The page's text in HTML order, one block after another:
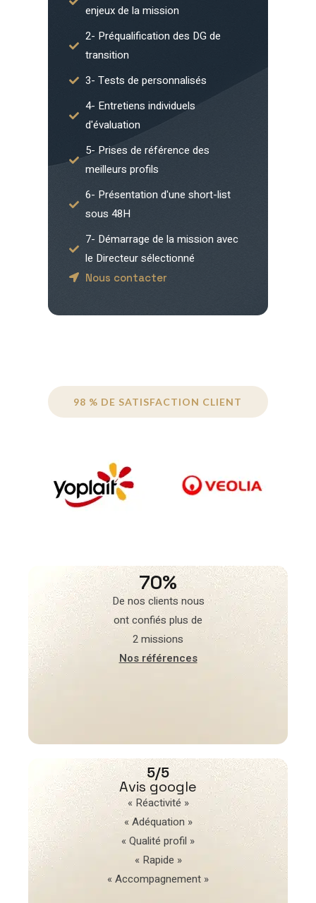
enjeux de la mission
2- Préqualification des DG de
transition
3- Tests de personnalisés
4- Entretiens individuels
d'évaluation
5- Prises de référence des
meilleurs profils
6- Présentation d'une short-list
sous 48H
7- Démarrage de la mission avec
le Directeur sélectionné
Nous contacter
98 % DE SATISFACTION CLIENT
70%
De nos clients nous
ont confiés plus de
2 missions
Nos références
5/5
Avis google
« Réactivité »
« Adéquation »
« Qualité profil »
« Rapide »
« Accompagnement »